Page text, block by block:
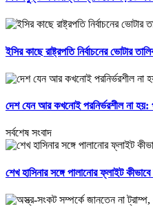
ইসির কাছে রাষ্ট্রপতি নির্বাচনের ভোটার
দেশ যেন আর কখনোই পরনির্ভরশীল না হয়:
সর্বশেষ সংবাদ
শেখ হাসিনার সঙ্গে পালানোর ফ্লাইট